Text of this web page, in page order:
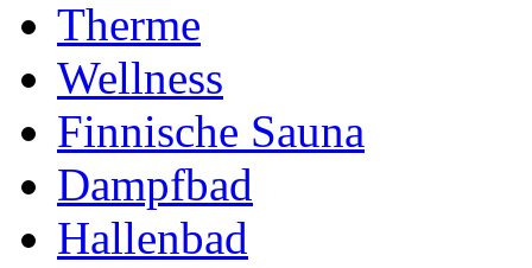
Therme
Wellness
Finnische Sauna
Dampfbad
Hallenbad